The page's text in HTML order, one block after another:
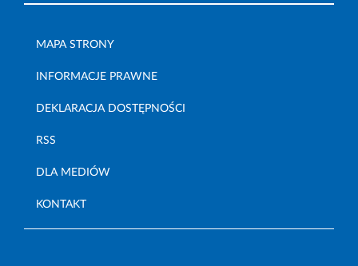
MAPA STRONY
INFORMACJE PRAWNE
DEKLARACJA DOSTĘPNOŚCI
RSS
DLA MEDIÓW
KONTAKT